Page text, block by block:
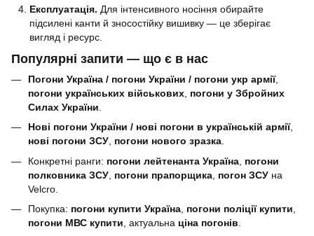
Експлуатація. Для інтенсивного носіння обирайте
підсилені канти й зносостійку вишивку — це зберігає
вигляд і ресурс.
Популярні запити — що є в нас
Погони Україна / погони України / погони укр армії,
погони українських військових погони у Збройних
Силах України
Нові погони України / нові погони в українській армії,
нові погони ЗСУ, погони нового зразка.
Конкретні ранги: погони лейтенанта Україна погони
полковника ЗСУ погони прапорщика погон ЗСУ на
Velcro.
Покупка: погони купити Україна, погони поліції купити,
погони МВС купити, актуальна ціна погонів.